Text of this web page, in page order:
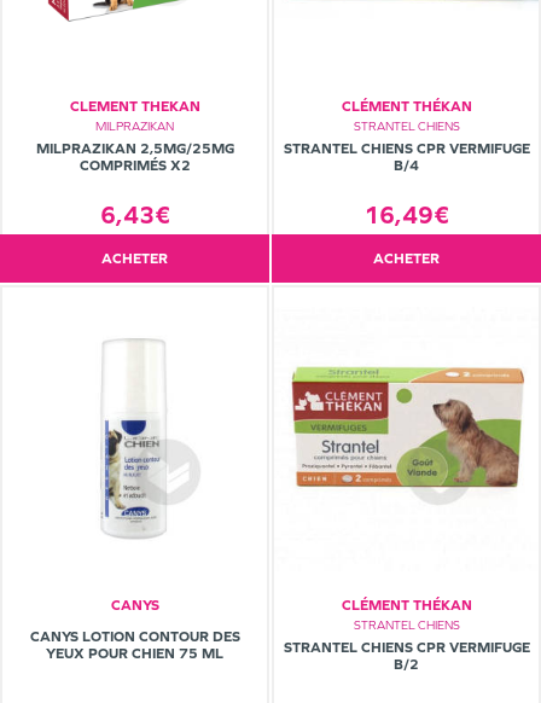
CLEMENT THEKAN
MILPRAZIKAN
MILPRAZIKAN 2,5MG/25MG
COMPRIMÉS X2
6,43€
ACHETER
CLÉMENT THÉKAN
STRANTEL CHIENS
STRANTEL CHIENS CPR VERMIFUGE
B/4
16,49€
ACHETER
CANYS
CANYS LOTION CONTOUR DES
YEUX POUR CHIEN 75 ML
CLÉMENT THÉKAN
STRANTEL CHIENS
STRANTEL CHIENS CPR VERMIFUGE
B/2